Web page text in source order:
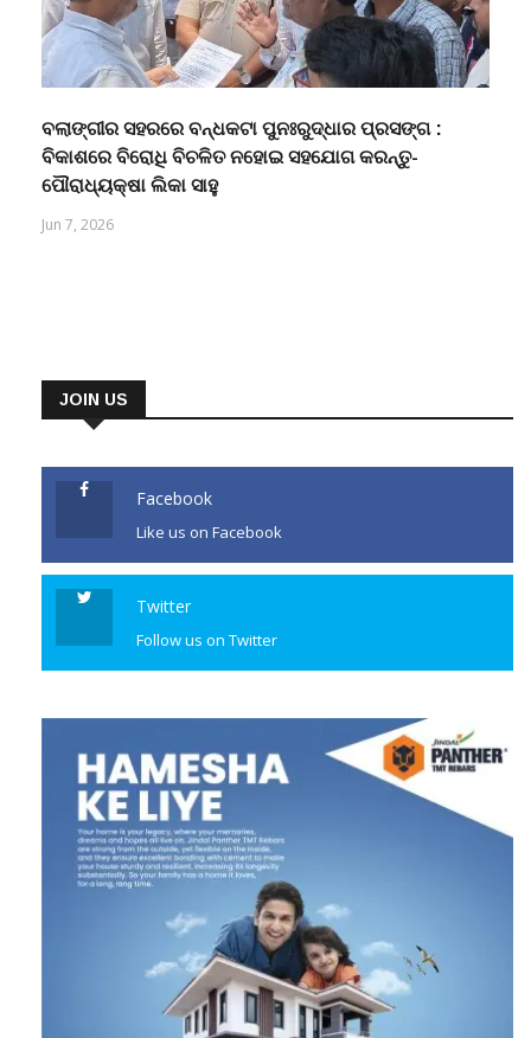
ବଲାଙ୍ଗୀର ସହରରେ ବନ୍ଧକଟା ପୁନଃରୁଦ୍ଧାର ପ୍ରସଙ୍ଗ :
ବିକାଶରେ ବିରୋଧି ବିଚଳିତ ନହୋଇ ସହଯୋଗ କରନ୍ତୁ-
ପୌରାଧ୍ୟକ୍ଷା ଲିକା ସାହୁ
Jun 7, 2026
JOIN US
Facebook
Like us on Facebook
Twitter
Follow us on Twitter